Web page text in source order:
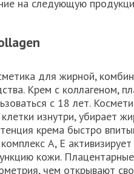
на следующую
для жирной,
Крем с коллагеном,
с 18 лет.
изнутри, убирает
крема быстро
А, Е
кожи.
чем открывают